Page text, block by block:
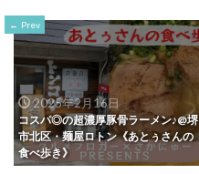
Prev
2025年2月16日
コスパ◎の超濃厚豚骨ラーメン♪@堺
市北区・麺屋ロトン《あとぅさんの
食べ歩き》